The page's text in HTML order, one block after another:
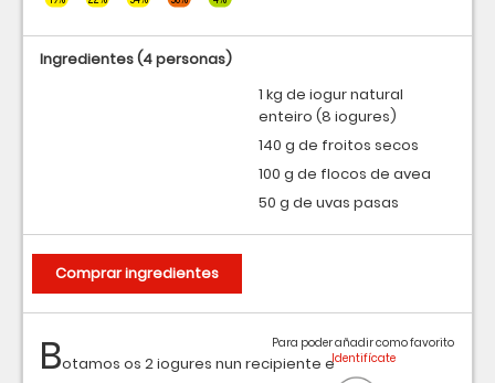
Botamos os 2 iogures nun recipiente e
Para poder añadir como favorito
Ingredientes(4 personas)
1 kg de iogur natural
enteiro (8 iogures)
140 g de froitos secos
100 g de flocos de avea
50 g de uvas pasas
Comprar ingredientes